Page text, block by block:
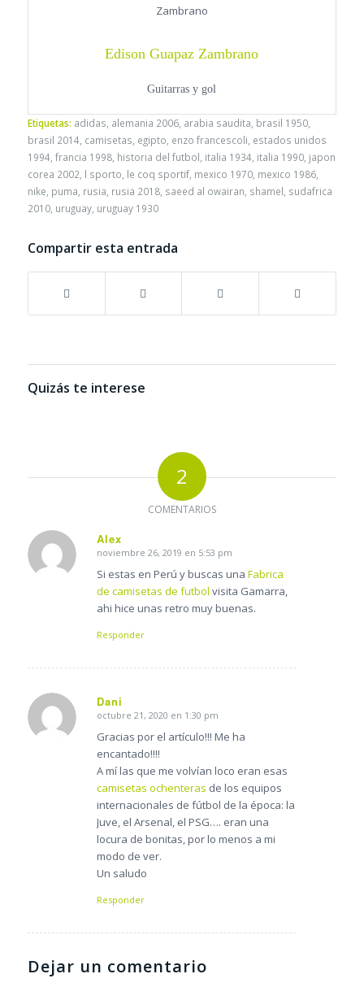
Edison Guapaz Zambrano
Guitarras y gol
Etiquetas: adidas alemania 2006, arabia saudita brasil 1950,
brasil 2014, camisetas egipto enzo francescoli estados unidos
1994, francia 1998, historia del futbol italia 1934, italia 1990, japon
corea 2002 l sporto le coq sportif, mexico 1970, mexico 1986,
nike puma rusia rusia 2018, saeed al owairan shamel sudafrica
2010, uruguay, uruguay 1930
Compartir esta entrada
Quizás te interese
2
COMENTARIOS
Alex
Dice:
noviembre 26, 2019 en 5:53 pm
Si estas en Perú y buscas una Fabrica
de camisetas de futbol visita Gamarra,
ahi hice unas retro muy buenas.
Responder
Dani
Dice:
octubre 21, 2020 en 1:30 pm
Gracias por el artículo!!! Me ha
encantado!!!!
A mí las que me volvían loco eran esas
camisetas ochenteras de los equipos
internacionales de fútbol de la época: la
Juve, el Arsenal, el PSG…. eran una
locura de bonitas, por lo menos a mi
modo de ver.
Un saludo
Responder
Dejar un comentario